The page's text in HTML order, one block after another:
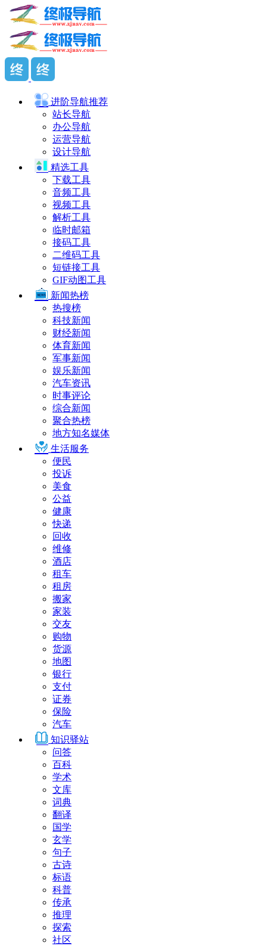
进阶导航推荐
站长导航
办公导航
运营导航
设计导航
精选工具
下载工具
音频工具
视频工具
解析工具
临时邮箱
接码工具
二维码工具
短链接工具
GIF动图工具
新闻热榜
热搜榜
科技新闻
财经新闻
体育新闻
军事新闻
娱乐新闻
汽车资讯
时事评论
综合新闻
聚合热榜
地方知名媒体
生活服务
便民
投诉
美食
公益
健康
快递
回收
维修
酒店
租车
租房
搬家
家装
交友
购物
货源
地图
银行
支付
证券
保险
汽车
知识驿站
问答
百科
学术
文库
词典
翻译
国学
玄学
句子
古诗
标语
科普
传承
推理
探索
社区